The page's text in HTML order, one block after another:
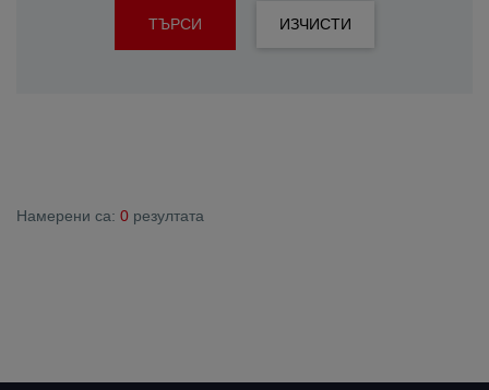
ТЪРСИ ИЗЧИСТИ
Намерени са: 0 резултата